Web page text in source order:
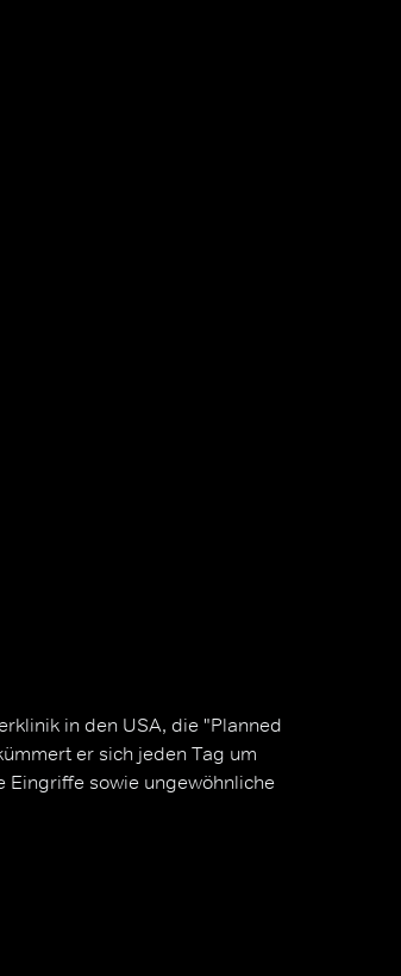
in den USA, die "Planned
er sich jeden Tag um
Eingriffe sowie ungewöhnliche